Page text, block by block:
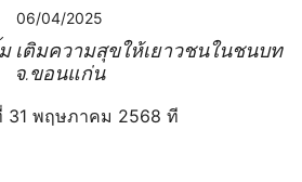
06/04/2025
เติมความสุขให้เยาวชนในชนบท
จ.ขอนแก่น
31 พฤษภาคม 2568 ที